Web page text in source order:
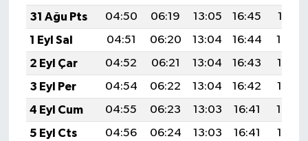
31 Ağu Pts
04:50 06:19 13:05 16:45
19:41
1 Eyl Sal
04:51 06:20 13:04 16:44
19:39
2 Eyl Çar
04:52 06:21 13:04 16:43
19:38
3 Eyl Per
04:54 06:22 13:04 16:42
19:36
4 Eyl Cum
04:55 06:23 13:03 16:41
19:34
5 Eyl Cts
04:56 06:24 13:03 16:41
19:33